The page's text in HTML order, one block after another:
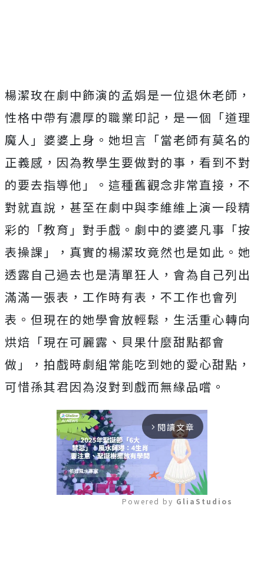
楊潔玫在劇中飾演的孟娟是一位退休老師，
性格中帶有濃厚的職業印記，是一個「道理
魔人」婆婆上身。她坦言「當老師有莫名的
正義感，因為教學生要做對的事，看到不對
的要去指導他」。這種舊觀念非常直接，不
對就直說，甚至在劇中與李維維上演一段精
彩的「教育」對手戲。劇中的婆婆凡事「按
表操課」，真實的楊潔玫竟然也是如此。她
透露自己過去也是清單狂人，會為自己列出
滿滿一張表，工作時有表，不工作也會列
表。但現在的她學會放輕鬆，生活重心轉向
烘焙「現在可麗露、貝果什麼甜點都會
做」，拍戲時劇組常能吃到她的愛心甜點，
可惜孫其君因為沒對到戲而無緣品嚐。
arrow_forward_ios 閱讀文章
Powered by GliaStudios